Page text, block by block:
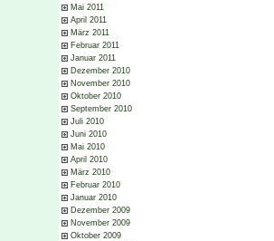
Mai 2011
April 2011
März 2011
Februar 2011
Januar 2011
Dezember 2010
November 2010
Oktober 2010
September 2010
Juli 2010
Juni 2010
Mai 2010
April 2010
März 2010
Februar 2010
Januar 2010
Dezember 2009
November 2009
Oktober 2009